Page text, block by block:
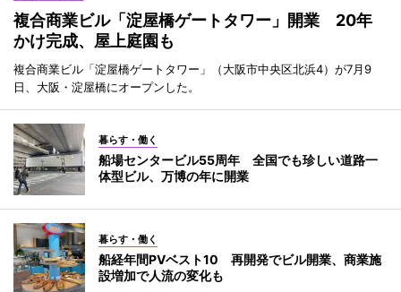
複合商業ビル「淀屋橋ゲートタワー」開業 20年
かけ完成、屋上庭園も
複合商業ビル「淀屋橋ゲートタワー」（大阪市中央区北浜4）が7月9
日、大阪・淀屋橋にオープンした。
暮らす・働く
船場センタービル55周年 全国でも珍しい道路一
体型ビル、万博の年に開業
暮らす・働く
船経年間PVベスト10 再開発でビル開業、商業施
設増加で人流の変化も